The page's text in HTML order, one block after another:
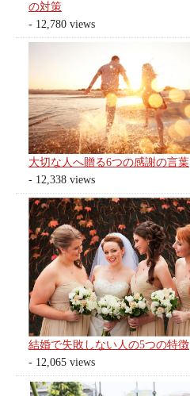
の対策
- 12,780 views
大切な人へ贈る6つの感謝の言葉
- 12,338 views
結婚で失敗しない人の5つの特徴
- 12,065 views